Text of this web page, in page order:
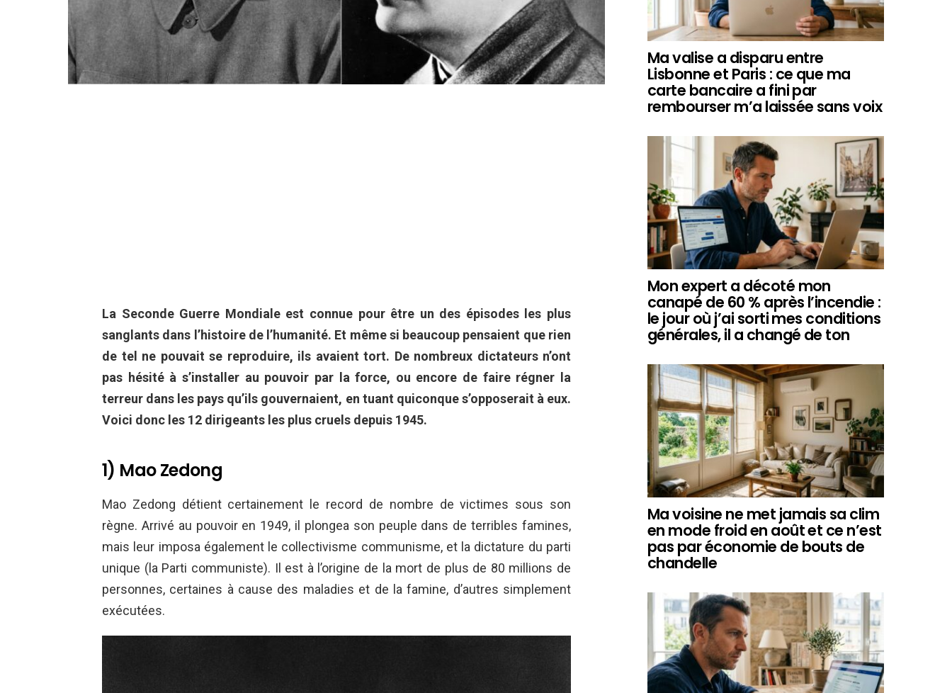
La Seconde Guerre Mondiale est connue pour être un des épisodes les plus
sanglants dans l’histoire de l’humanité. Et même si beaucoup pensaient que rien
de tel ne pouvait se reproduire, ils avaient tort. De nombreux dictateurs n’ont
pas hésité à s’installer au pouvoir par la force, ou encore de faire régner la
terreur dans les pays qu’ils gouvernaient, en tuant quiconque s’opposerait à eux.
Voici donc les 12 dirigeants les plus cruels depuis 1945.
1) Mao Zedong
Mao Zedong détient certainement le record de nombre de victimes sous son
règne. Arrivé au pouvoir en 1949, il plongea son peuple dans de terribles famines,
mais leur imposa également le collectivisme communisme, et la dictature du parti
unique (la Parti communiste). Il est à l’origine de la mort de plus de 80 millions de
personnes, certaines à cause des maladies et de la famine, d’autres simplement
exécutées.
Ma valise a disparu entre
Lisbonne et Paris : ce que ma
carte bancaire a fini par
rembourser m’a laissée sans voix
Mon expert a décoté mon
canapé de 60 % après l’incendie :
le jour où j’ai sorti mes conditions
générales, il a changé de ton
Ma voisine ne met jamais sa clim
en mode froid en août et ce n’est
pas par économie de bouts de
chandelle